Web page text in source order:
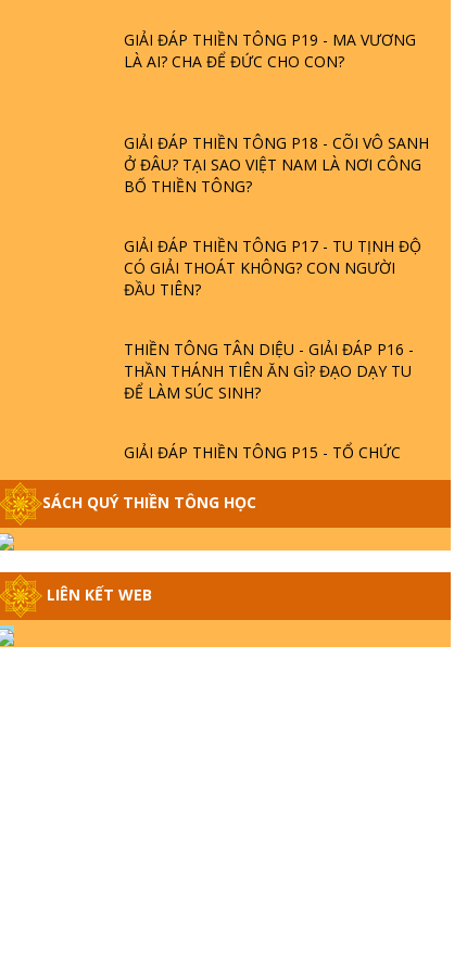
LÀ AI? CHA ĐỂ ĐỨC CHO CON?
Ở ĐÂU? TẠI SAO VIỆT NAM LÀ NƠI CÔNG
BỐ THIỀN TÔNG?
CÓ GIẢI THOÁT KHÔNG? CON NGƯỜI
ĐẦU TIÊN?
THẦN THÁNH TIÊN ĂN GÌ? ĐẠO DẠY TU
ĐỂ LÀM SÚC SINH?
GIẢI ĐÁP THIỀN TÔNG P15 - TỔ CHỨC
LOÀI CÔ HỒN - GIÁO LÝ ĐẠO PHẬT KHI
NÀO XUẤT BẢN
GIẢI ĐÁP THIỀN TÔNG ĐẶC BIỆT - P13 -
SÁCH QUÝ THIỀN TÔNG HỌC
LIÊN KẾT WEB